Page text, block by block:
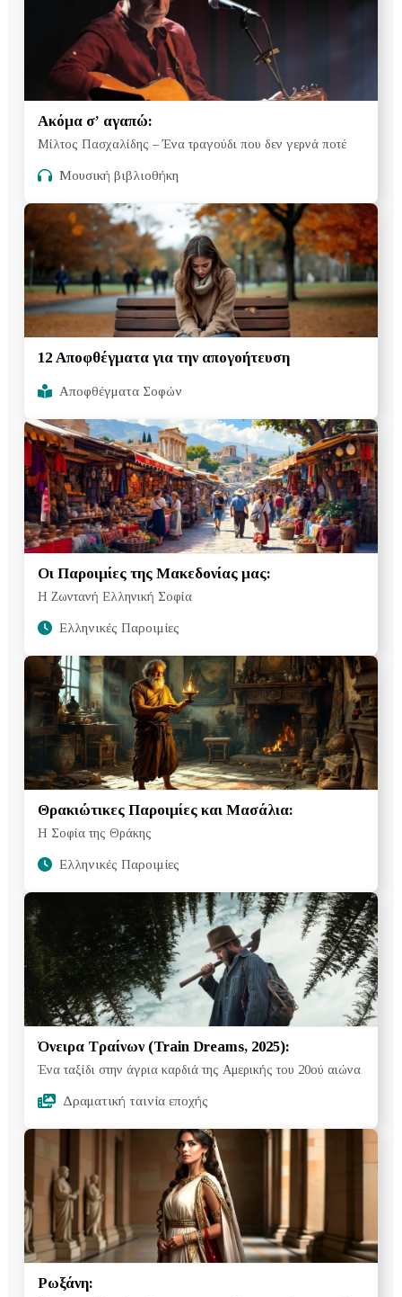
Ακόμα σ’ αγαπώ:
Μίλτος Πασχαλίδης – Ένα τραγούδι που δεν γερνά ποτέ
Μουσική βιβλιοθήκη
12 Αποφθέγματα για την απογοήτευση
Αποφθέγματα Σοφών
Οι Παροιμίες της Μακεδονίας μας:
Η Ζωντανή Ελληνική Σοφία
Ελληνικές Παροιμίες
Θρακιώτικες Παροιμίες και Μασάλια:
Η Σοφία της Θράκης
Ελληνικές Παροιμίες
Όνειρα Τραίνων (Train Dreams, 2025):
Ένα ταξίδι στην άγρια καρδιά της Αμερικής του 20ού αιώνα
Δραματική ταινία εποχής
Ρωξάνη: